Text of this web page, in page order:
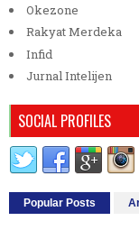
Okezone
Rakyat Merdeka
Infid
Jurnal Intelijen
SOCIAL PROFILES
Popular Posts